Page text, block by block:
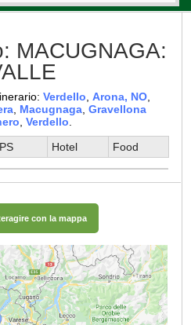
MACUGNAGA:
Verdello ,Arona, NO
Macugnaga ,Gravellona
,Verdello
Hotel Food
con la mappa